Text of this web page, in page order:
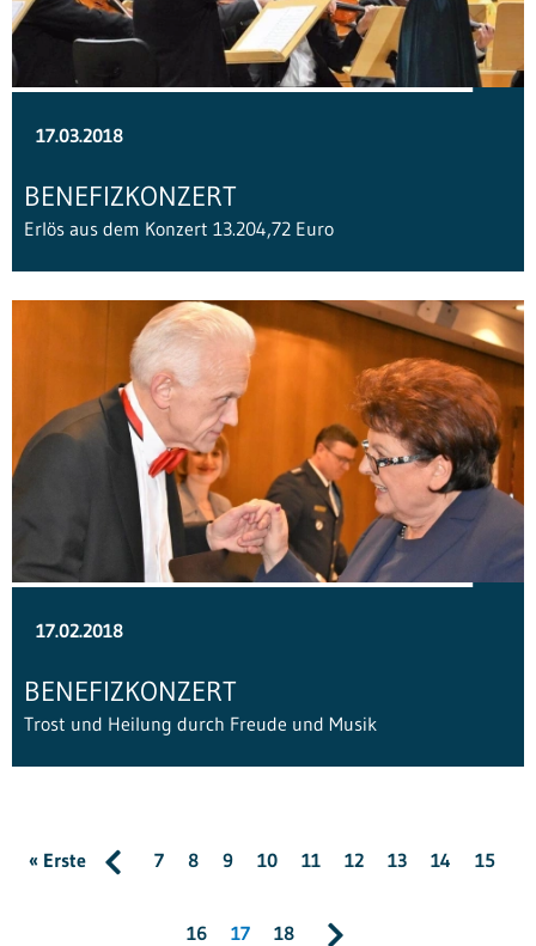
17.03.2018
BENEFIZKONZERT
Erlös aus dem Konzert 13.204,72 Euro
17.02.2018
BENEFIZKONZERT
Trost und Heilung durch Freude und Musik
« Erste 7 8 9 10 11 12 13 14 15
16 17 18